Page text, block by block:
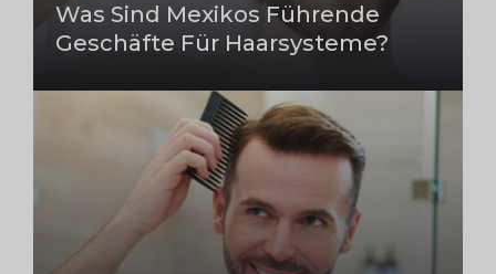
Was Sind Mexikos Führende
Geschäfte Für Haarsysteme?